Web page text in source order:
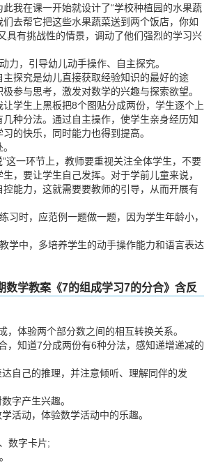
我在课一开始就设计了“学校种植园的水果蔬
去帮它把这些水果蔬菜送到两个饭店，你如
具有挑战性的情景，调动了他们强烈的学习兴
，引导幼儿动手操作、自主探究。
究是幼儿直接获取经验知识的最好的途
参与思考，激发对数学的兴趣与探索欲望。
学生上黑板把8个图贴分成两份，学生逐个上
种分法。通过自主操作，使学生亲身经历知
的快乐，同时能力也得到提高。
一环节上，教师要重视关注全体学生，不要
，要让学生自己发挥。对于学前儿童来说，
能力，这就需要要教师的引导，从而开展有
时，应范例一题做一题，因为学生年龄小，
中，多培养学生的动手操作能力和语言表达
数学教案《7的组成学习7的分合》含反
体验两个部分数之间的相互转换关系。
知道7分成两份有6种分法，感知递增递减的
己的推理，并注意倾听、理解同伴的发
产生兴趣。
动，体验数学活动中的乐趣。
字卡片;